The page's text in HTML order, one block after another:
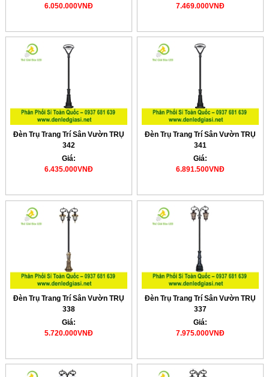
6.050.000VNĐ
7.469.000VNĐ
Đèn Trụ Trang Trí Sân Vườn TRỤ
342
Giá:
6.435.000VNĐ
Đèn Trụ Trang Trí Sân Vườn TRỤ
341
Giá:
6.891.500VNĐ
Đèn Trụ Trang Trí Sân Vườn TRỤ
338
Giá:
5.720.000VNĐ
Đèn Trụ Trang Trí Sân Vườn TRỤ
337
Giá:
7.975.000VNĐ